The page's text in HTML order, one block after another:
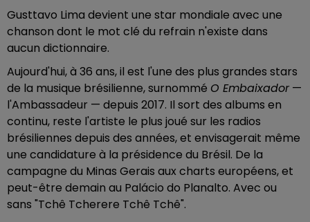
Gusttavo Lima devient une star mondiale avec une
chanson dont le mot clé du refrain n'existe dans
aucun dictionnaire.
Aujourd'hui, à 36 ans, il est l'une des plus grandes stars
de la musique brésilienne, surnommé O Embaixador —
l'Ambassadeur — depuis 2017. Il sort des albums en
continu, reste l'artiste le plus joué sur les radios
brésiliennes depuis des années, et envisagerait même
une candidature à la présidence du Brésil. De la
campagne du Minas Gerais aux charts européens, et
peut-être demain au Palácio do Planalto. Avec ou
sans "Tchê Tcherere Tchê Tchê".